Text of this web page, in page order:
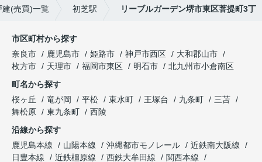
建(売買)一覧 初芝駅 リーブルガーデン堺市東区菩提町3丁
市区町村から探す
奈良市
鹿児島市 姫路市 神戸市西区
大和郡山市
枚方市
天理市 福岡市東区 明石市
北九州市小倉南区
町名から探す
桜ヶ丘
竜が岡 平松 東水町 王塚台 九条町
三苫
舞松原
東九条町
西陵
沿線から探す
鹿児島本線
山陽本線 沖縄都市モノレール
近鉄南大阪線
日豊本線
近鉄橿原線 西鉄大牟田線
関西本線